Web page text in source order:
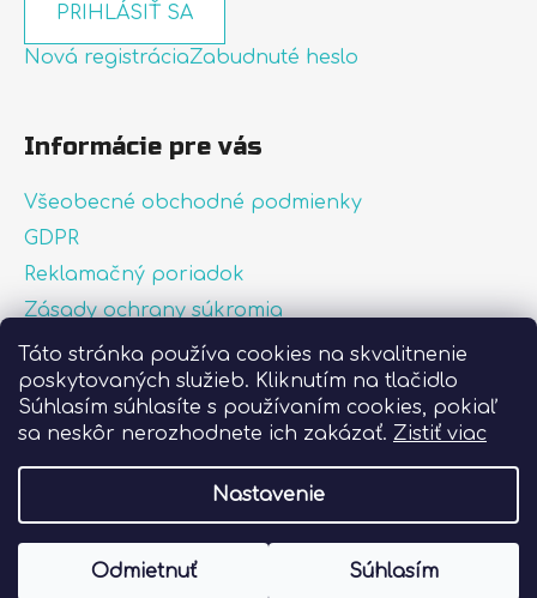
Táto stránka používa cookies na skvalitnenie
poskytovaných služieb. Kliknutím na tlačidlo
Súhlasím súhlasíte s používaním cookies, pokiaľ
sa neskôr nerozhodnete ich zakázať. Zistiť viac
Nastavenie
Odmietnuť Súhlasím
PRIHLÁSIŤ SA
Nová registráciaZabudnuté heslo
Informácie pre vás
Všeobecné obchodné podmienky
GDPR
Reklamačný poriadok
Zásady ochrany súkromia
Zásady používania súborov cookies
O nás
FAQ
Vytvoril Shoptet
Copyright 2026
. Všetky práva